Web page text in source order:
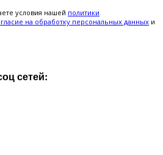
условия нашей политики
на обработку персональных данных и
сетей: